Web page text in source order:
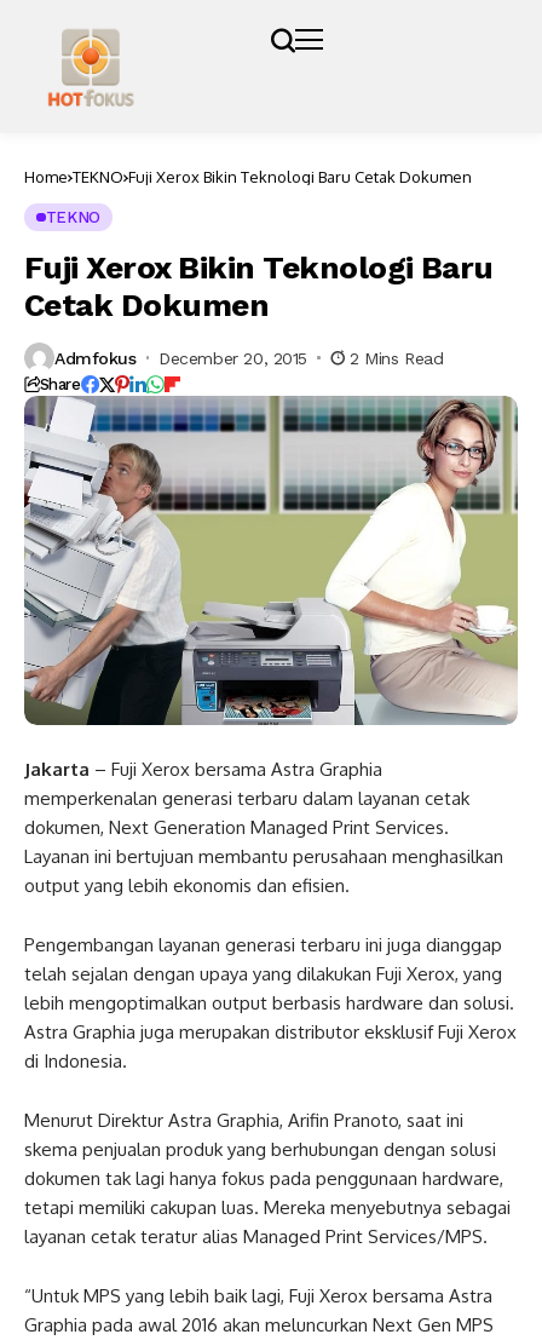
Home TEKNO Fuji Xerox Bikin Teknologi Baru Cetak Dokumen
TEKNO
Fuji Xerox Bikin Teknologi Baru
Cetak Dokumen
Admfokus December 20, 2015 2 Mins Read
Share
Jakarta – Fuji Xerox bersama Astra Graphia
memperkenalan generasi terbaru dalam layanan cetak
dokumen, Next Generation Managed Print Services.
Layanan ini bertujuan membantu perusahaan menghasilkan
output yang lebih ekonomis dan efisien.
Pengembangan layanan generasi terbaru ini juga dianggap
telah sejalan dengan upaya yang dilakukan Fuji Xerox, yang
lebih mengoptimalkan output berbasis hardware dan solusi.
Astra Graphia juga merupakan distributor eksklusif Fuji Xerox
di Indonesia.
Menurut Direktur Astra Graphia, Arifin Pranoto, saat ini
skema penjualan produk yang berhubungan dengan solusi
dokumen tak lagi hanya fokus pada penggunaan hardware,
tetapi memiliki cakupan luas. Mereka menyebutnya sebagai
layanan cetak teratur alias Managed Print Services/MPS.
“Untuk MPS yang lebih baik lagi, Fuji Xerox bersama Astra
Graphia pada awal 2016 akan meluncurkan Next Gen MPS